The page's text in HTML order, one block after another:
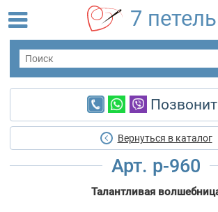
7 петель
Вернуться в каталог
Арт. р-960
Талантливая